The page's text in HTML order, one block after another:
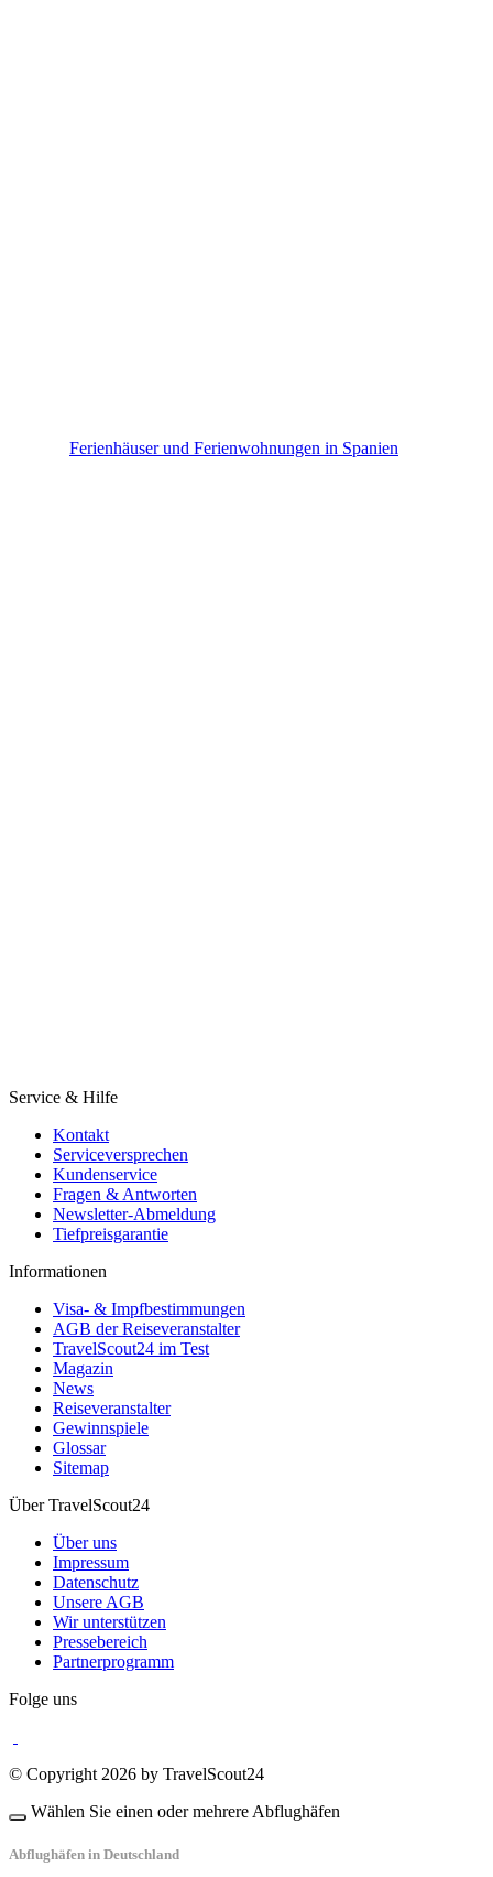
Ferienhäuser und Ferienwohnungen in Spanien
Service & Hilfe
Kontakt
Serviceversprechen
Kundenservice
Fragen & Antworten
Newsletter-Abmeldung
Tiefpreisgarantie
Informationen
Visa- & Impfbestimmungen
AGB der Reiseveranstalter
TravelScout24 im Test
Magazin
News
Reiseveranstalter
Gewinnspiele
Glossar
Sitemap
Über TravelScout24
Über uns
Impressum
Datenschutz
Unsere AGB
Wir unterstützen
Pressebereich
Partnerprogramm
Folge uns
© Copyright 2026 by TravelScout24
Wählen Sie einen oder mehrere Abflughäfen
Abflughäfen in Deutschland